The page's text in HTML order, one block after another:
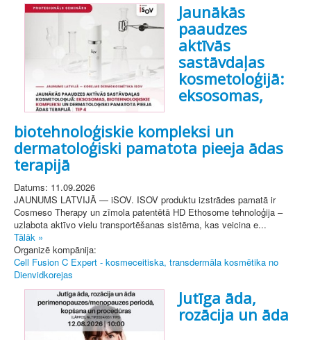
Jaunākās
paaudzes
aktīvās
sastāvdaļas
kosmetoloģijā:
eksosomas,
biotehnoloģiskie kompleksi un
dermatoloģiski pamatota pieeja ādas
terapijā
Datums: 11.09.2026
JAUNUMS LATVIJĀ — iSOV. ISOV produktu izstrādes pamatā ir
Cosmeso Therapy un zīmola patentētā HD Ethosome tehnoloģija –
uzlabota aktīvo vielu transportēšanas sistēma, kas veicina e...
Tālāk »
Organizē kompānija:
Cell Fusion C Expert - kosmeceitiska, transdermāla kosmētika no
Dienvidkorejas
Jutīga āda,
rozācija un āda